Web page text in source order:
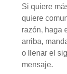
Si quiere
quiere
razón, haga
arriba,
o llenar el
mensaje.